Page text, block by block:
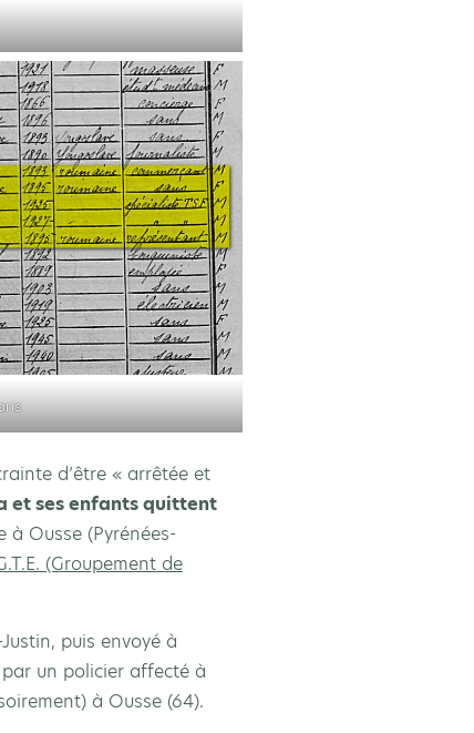
d’être « arrêtée et
et ses enfants quittent
Ousse (Pyrénées-
(Groupement de
puis envoyé à
un policier affecté à
à Ousse (64).